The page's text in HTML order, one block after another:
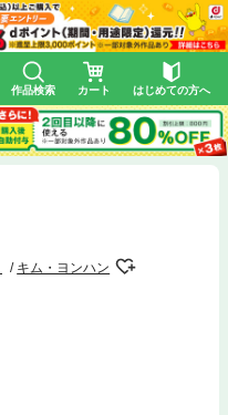
作品検索 カート はじめての方へ
キム・ヨンハン